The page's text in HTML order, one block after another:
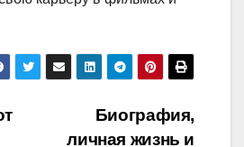
Биография,
личная жизнь и